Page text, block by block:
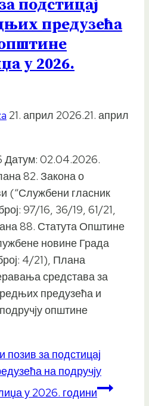
подстицај
предузећа
у 2026.
21. април 2026.21. април
Датум: 02.04.2026.
82. Закона о
(“Службени гласник
97/16, 36/19, 61/21,
88. Статута Општине
новине Града
4/21), Плана
средстава за
предузећа и
општине
позив за подстицај
на подручју
у 2026. години